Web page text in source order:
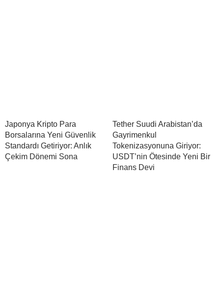
Japonya Kripto Para
Borsalarına Yeni Güvenlik
Standardı Getiriyor: Anlık
Çekim Dönemi Sona
Tether Suudi Arabistan’da
Gayrimenkul
Tokenizasyonuna Giriyor:
USDT’nin Ötesinde Yeni Bir
Finans Devi